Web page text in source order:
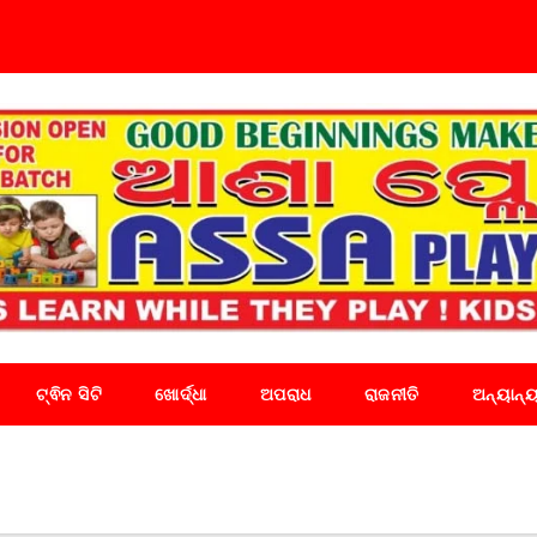
ଟ୍ଵିନ ସିଟି ଖୋର୍ଦ୍ଧା ଅପରାଧ ରାଜନୀତି